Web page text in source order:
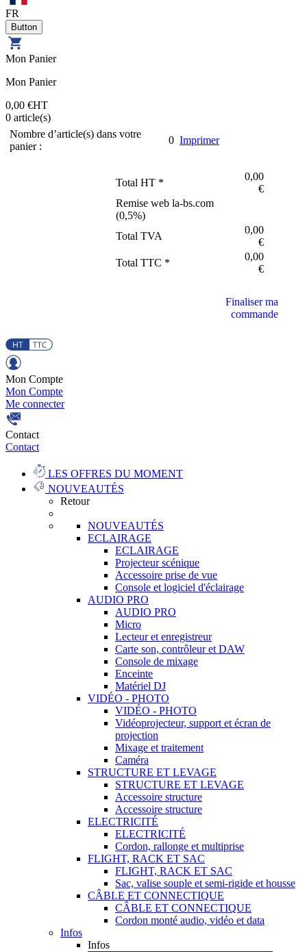
FR
Mon Panier
Mon Panier
0,00 €HT
0 article(s)
Nombre d’article(s) dans votre
panier :
0 Imprimer
Total HT *
0,00
€
Remise web la-bs.com
(0,5%)
Total TVA
0,00
€
Total TTC *
0,00
€
Finaliser ma
commande
Mon Compte
Mon Compte
Me connecter
Contact
Contact
LES OFFRES DU MOMENT
NOUVEAUTÉS
Retour
NOUVEAUTÉS
ECLAIRAGE
ECLAIRAGE
Projecteur scénique
Accessoire prise de vue
Console et logiciel d'éclairage
AUDIO PRO
AUDIO PRO
Micro
Lecteur et enregistreur
Carte son, contrôleur et DAW
Console de mixage
Enceinte
Matériel DJ
VIDÉO - PHOTO
VIDÉO - PHOTO
Vidéoprojecteur, support et écran de
projection
Mixage et traitement
Caméra
STRUCTURE ET LEVAGE
STRUCTURE ET LEVAGE
Accessoire structure
Accessoire structure
ELECTRICITÉ
ELECTRICITÉ
Cordon, rallonge et multiprise
FLIGHT, RACK ET SAC
FLIGHT, RACK ET SAC
Sac, valise souple et semi-rigide et housse
CÂBLE ET CONNECTIQUE
CÂBLE ET CONNECTIQUE
Cordon monté audio, vidéo et data
Infos
Infos